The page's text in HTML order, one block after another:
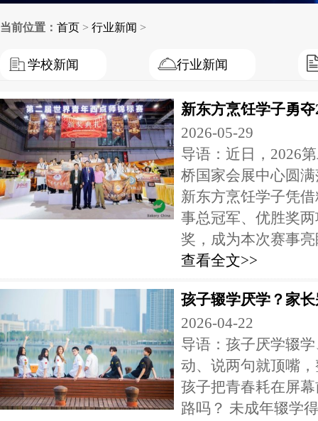
当前位置： 首页 > 行业新闻 >
学校新闻 行业新闻
新东方烹饪学子勇
2026-05-29
导语：近日，2026
桥国家会展中心圆
新东方烹饪学子凭
事总冠军、优胜奖
奖，成为本次赛事亮
查看全文>>
孩子辍学厌学？家
2026-04-22
导语：孩子厌学辍
动、说两句就顶嘴
孩子把青春耗在屏
路吗？ 未成年辍学